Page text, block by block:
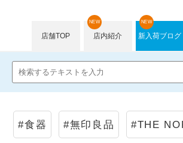
店舗TOP 店内紹介
NEW
新入荷ブログ
NEW
#食器 #無印良品 #THE